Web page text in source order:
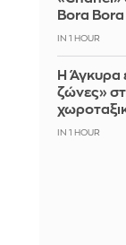
Bora Bora
IN 1 HOUR
Η Άγκυρα
ζώνες»
IN 1 HOUR